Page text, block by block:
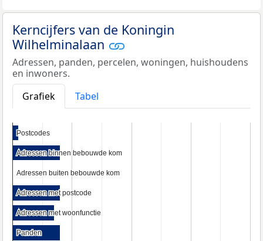
Kerncijfers van de Koningin
Wilhelminalaan
Adressen, panden, percelen, woningen, huishoudens
en inwoners.
Grafiek
Tabel
Postcodes
Postcodes
Adressen binnen bebouwde kom
Adressen binnen bebouwde kom
Adressen buiten bebouwde kom
Adressen buiten bebouwde kom
Adressen met postcode
Adressen met postcode
Adressen met woonfunctie
Adressen met woonfunctie
Panden
Panden